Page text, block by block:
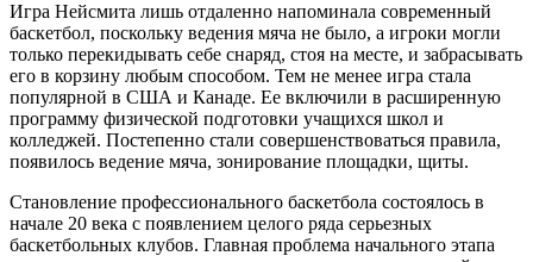
Игра Нейсмита лишь отдаленно напоминала современный
баскетбол, поскольку ведения мяча не было, а игроки могли
только перекидывать себе снаряд, стоя на месте, и забрасывать
его в корзину любым способом. Тем не менее игра стала
популярной в США и Канаде. Ее включили в расширенную
программу физической подготовки учащихся школ и
колледжей. Постепенно стали совершенствоваться правила,
появилось ведение мяча, зонирование площадки, щиты.
Становление профессионального баскетбола состоялось в
начале 20 века с появлением целого ряда серьезных
баскетбольных клубов. Главная проблема начального этапа